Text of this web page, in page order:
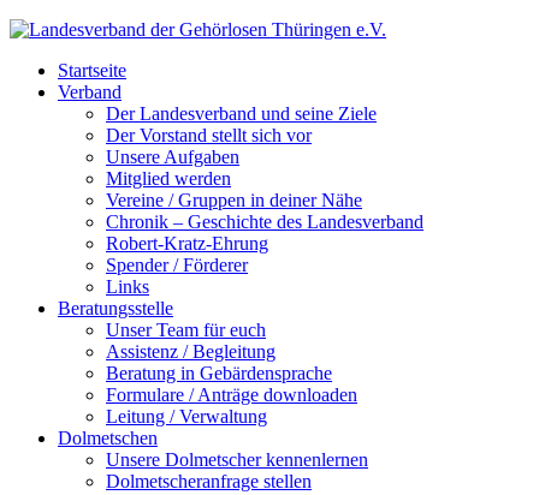
Startseite
Verband
Der Landesverband und seine Ziele
Der Vorstand stellt sich vor
Unsere Aufgaben
Mitglied werden
Vereine / Gruppen in deiner Nähe
Chronik – Geschichte des Landesverband
Robert-Kratz-Ehrung
Spender / Förderer
Links
Beratungsstelle
Unser Team für euch
Assistenz / Begleitung
Beratung in Gebärdensprache
Formulare / Anträge downloaden
Leitung / Verwaltung
Dolmetschen
Unsere Dolmetscher kennenlernen
Dolmetscheranfrage stellen